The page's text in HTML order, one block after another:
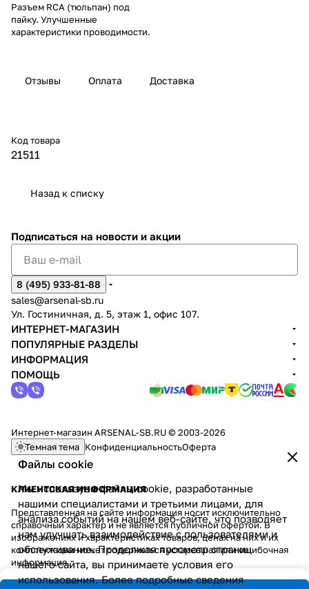
Разъем RCA (тюльпан) под
пайку. Улучшенные
характеристики проводимости.
Отзывы Оплата Доставка
Код товара
21511
Назад к списку
Файлы cookie
Мы используем файлы cookie, разработанные
нашими специалистами и третьими лицами, для
анализа событий на нашем веб-сайте, что позволяет
нам улучшать взаимодействие с пользователями и
обслуживание. Продолжая просмотр страниц
нашего сайта, вы принимаете условия его
использования. Более подробные сведения
Подписаться на новости и акции
8 (495) 933-81-88
sales@arsenal-sb.ru
Ул. Гостиничная, д. 5, этаж 1, офис 107.
ИНТЕРНЕТ-МАГАЗИН
ПОПУЛЯРНЫЕ РАЗДЕЛЫ
ИНФОРМАЦИЯ
ПОМОЩЬ
Интернет-магазин ARSENAL-SB.RU © 2003-2026
Темная тема КонфиденциальностьОферта
КЛИЕНТСКАЯ ИНФОРМАЦИЯ
Представленная на сайте информация носит исключительно
справочный характер и не является публичной офертой. В
изображениях и характеристиках товаров, ценах на них и их
комплектации может содержаться устаревшая или ошибочная
информация.